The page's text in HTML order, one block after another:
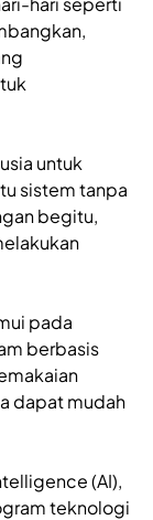
untuk
sistem tanpa
begitu,
pada
berbasis
dapat mudah
(AI),
teknologi